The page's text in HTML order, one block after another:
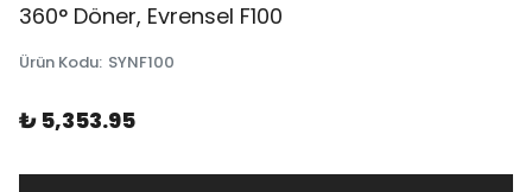
360° Döner, Evrensel F100
Ürün Kodu: SYNF100
₺ 5,353.95